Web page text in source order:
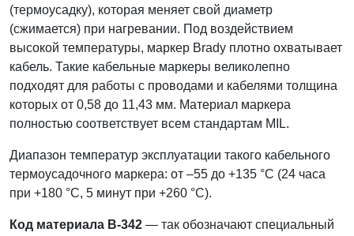
(термоусадку), которая меняет свой диаметр
(сжимается) при нагревании. Под воздействием
высокой температуры, маркер Brady плотно охватывает
кабель. Такие кабельные маркеры великолепно
подходят для работы с проводами и кабелями толщина
которых от 0,58 до 11,43 мм. Материал маркера
полностью соответствует всем стандартам MIL.
Диапазон температур эксплуатации такого кабельного
термоусадочного маркера: от –55 до +135 °С (24 часа
при +180 °С, 5 минут при +260 °С).
Код материала B-342 — так обозначают специальный